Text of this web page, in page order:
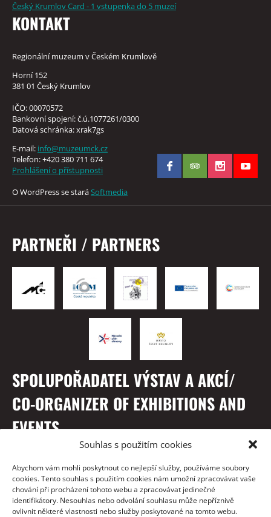
Souhlas s použitím cookies
Abychom vám mohli poskytnout co nejlepší služby, používáme soubory
cookies. Tento souhlas s použitím cookies nám umožní zpracovávat vaše
chování při procházení tohoto webu a zpracovávat jedinečné
identifikátory. Nesouhlas nebo odvolání souhlasu může nepříznivě
ovlivnit některé vlastnosti nebo služby poskytované na tomto webu.
Český Krumlov Card - 1 vstupenka do 5 muzeí
KONTAKT
Regionální muzeum v Českém Krumlově
Horní 152
381 01 Český Krumlov
IČO: 00070572
Bankovní spojení: č.ú.1077261/0300
Datová schránka: xrak7gs
E-mail: info@muzeumck.cz
Telefon: +420 380 711 674
Prohlášení o přístupnosti
O WordPress se staráSoftmedia
PARTNEŘI / PARTNERS
SPOLUPOŘADATEL VÝSTAV A AKCÍ/
CO-ORGANIZER OF EXHIBITIONS AND
EVENTS